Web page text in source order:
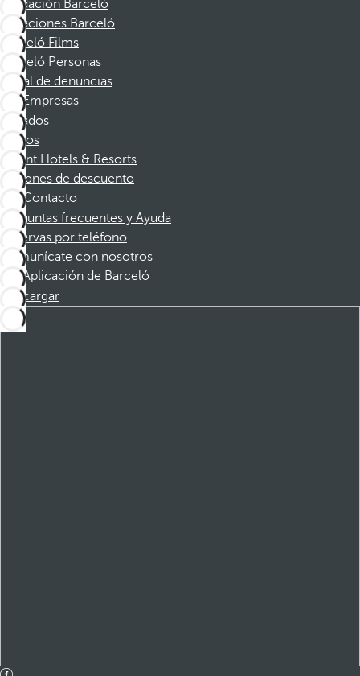
Fundación Barceló
Vacaciones Barceló
Barceló Films
Barceló Personas
Canal de denuncias
Empresas
Afiliados
Socios
Dorint Hotels & Resorts
Cupones de descuento
Contacto
Preguntas frecuentes y Ayuda
Reservas por teléfono
Comunícate con nosotros
Aplicación de Barceló
Descargar